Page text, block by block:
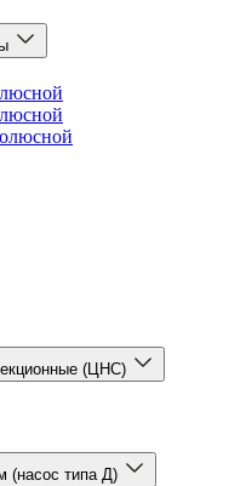
(ЦНС)
(насос типа Д)